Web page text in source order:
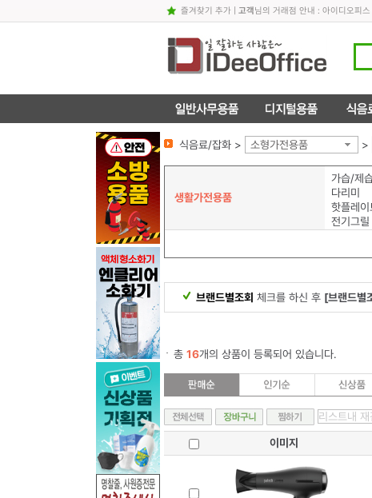
즐겨찾기 추가| 고객님의 거래점 안내 : 아이디오피스
식음료/잡화 > 소형가전용품 >
생활가전용품
가습/제
다리미
핫플레
전기그릴
브랜드별조회 체크를 하신 후 [브랜드별
총 16개의 상품이 등록되어 있습니다.
이미지